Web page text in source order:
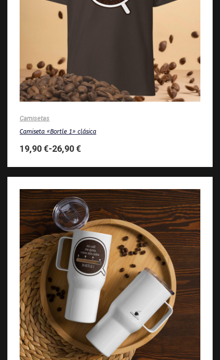
Camisetas
Camiseta «Bortle 1» clásica
19,90€-26,90€